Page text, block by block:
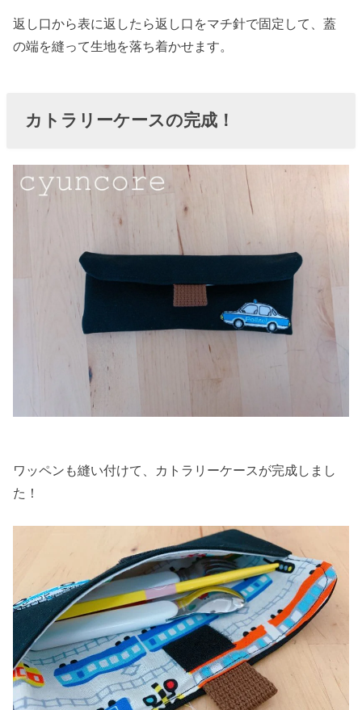
返し口から表に返したら返し口をマチ針で固定して、蓋
の端を縫って生地を落ち着かせます。
カトラリーケースの完成！
ワッペンも縫い付けて、カトラリーケースが完成しまし
た！